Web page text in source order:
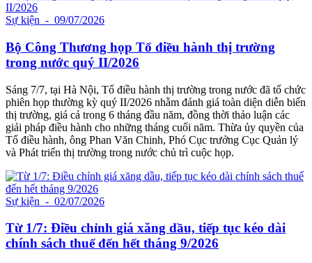
Sự kiện - 09/07/2026
Bộ Công Thương họp Tổ điều hành thị trường
trong nước quý II/2026
Sáng 7/7, tại Hà Nội, Tổ điều hành thị trường trong nước đã tổ chức
phiên họp thường kỳ quý II/2026 nhằm đánh giá toàn diện diễn biến
thị trường, giá cả trong 6 tháng đầu năm, đồng thời thảo luận các
giải pháp điều hành cho những tháng cuối năm. Thừa ủy quyền của
Tổ điều hành, ông Phan Văn Chinh, Phó Cục trưởng Cục Quản lý
và Phát triển thị trường trong nước chủ trì cuộc họp.
Sự kiện - 02/07/2026
Từ 1/7: Điều chỉnh giá xăng dầu, tiếp tục kéo dài
chính sách thuế đến hết tháng 9/2026